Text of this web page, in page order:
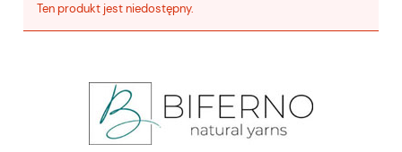
Ten produkt jest niedostępny.